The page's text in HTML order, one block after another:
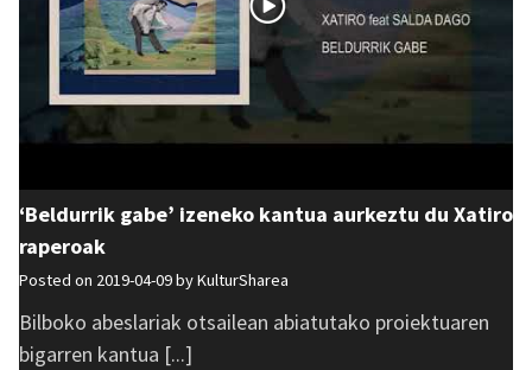
‘Beldurrik gabe’ izeneko kantua aurkeztu du Xatiro
raperoak
Posted on 2019-04-09 byKulturSharea
Bilboko abeslariak otsailean abiatutako proiektuaren
bigarren kantua [...]